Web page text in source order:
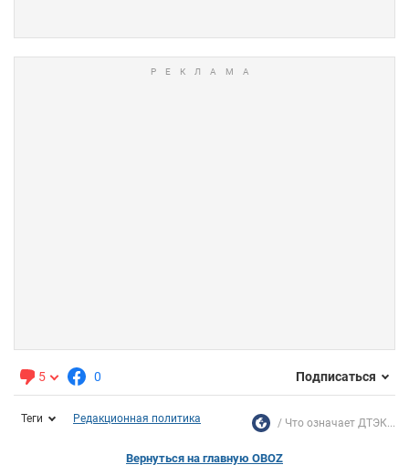
5 0 Подписаться
Теги Редакционная политика Что означает ДТЭК...
Вернуться на главную OBOZ